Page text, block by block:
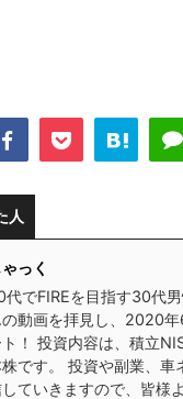
人
ゃっく
代でFIREを目指す30代
の動画を拝見し、2020
ト！ 投資内容は、積立
です。 投資や副業、車
ていきますので、皆様